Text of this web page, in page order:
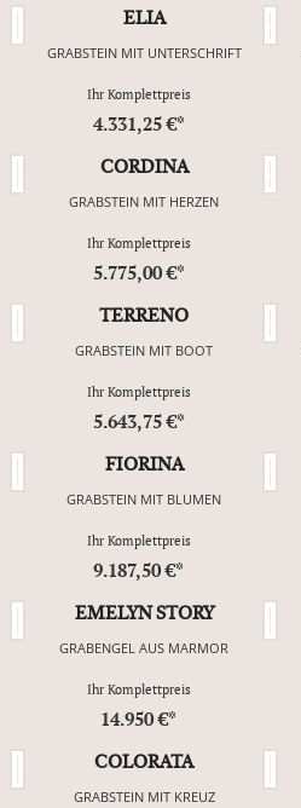
ELIA
GRABSTEIN MIT UNTERSCHRIFT
Ihr Komplettpreis
4.331,25 €*
CORDINA
GRABSTEIN MIT HERZEN
Ihr Komplettpreis
5.775,00 €*
TERRENO
GRABSTEIN MIT BOOT
Ihr Komplettpreis
5.643,75 €*
FIORINA
GRABSTEIN MIT BLUMEN
Ihr Komplettpreis
9.187,50 €*
EMELYN STORY
GRABENGEL AUS MARMOR
Ihr Komplettpreis
14.950 €*
COLORATA
GRABSTEIN MIT KREUZ